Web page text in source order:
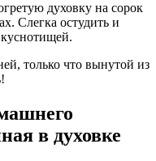
духовку на сорок
Слегка остудить и
только что вынутой из
в духовке